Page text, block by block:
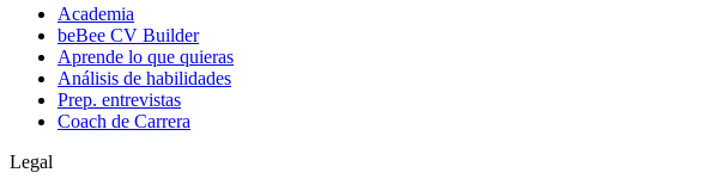
Academia
beBee CV Builder
Aprende lo que quieras
Análisis de habilidades
Prep. entrevistas
Coach de Carrera
Legal